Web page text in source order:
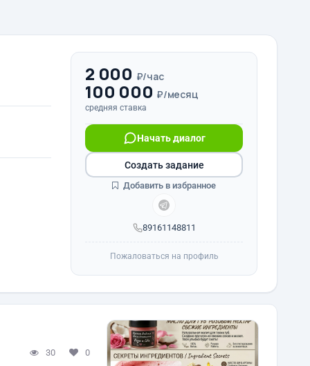
2 000 ₽/час
100 000 ₽/месяц
средняя ставка
89161148811
Начать диалог
Создать задание
Добавить в избранное
Пожаловаться на профиль
30 0